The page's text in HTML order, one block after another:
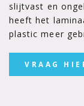
slijtvast en
heeft het
plastic meer
VRAAG